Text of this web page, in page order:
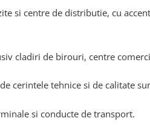
si centre de distributie, cu
cladiri de birouri, centre
cerintele tehnice si de calitate
si conducte de transport.